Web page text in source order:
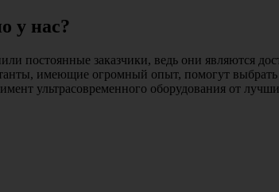
у нас?
постоянные заказчики, ведь они являются
имеющие огромный опыт, помогут выбрать
ультрасовременного оборудования от